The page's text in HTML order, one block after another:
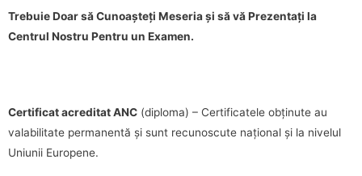
Trebuie Doar să Cunoașteți Meseria și să vă Prezentați la
Centrul Nostru Pentru un Examen.
Certificat acreditat ANC (diploma) – Certificatele obținute au
valabilitate permanentă și sunt recunoscute național și la nivelul
Uniunii Europene.